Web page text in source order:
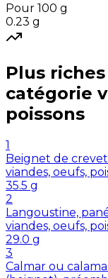
Pour 100 g
0.23 g
Plus
catégorie
poissons
1
Beignet de
viandes, oeufs,
35.5 g
2
Langoustine,
viandes, oeufs,
29.0 g
3
Calmar ou